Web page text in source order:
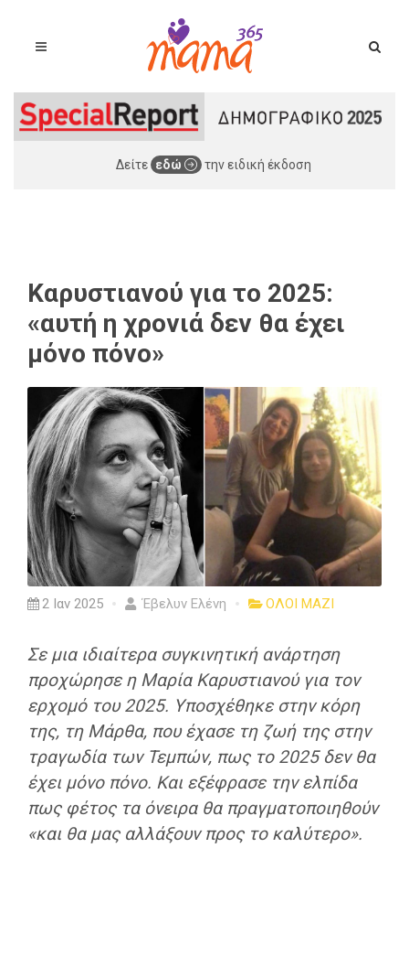
Δείτε εδώ την ειδική έκδοση
Καρυστιανού για το 2025:
«αυτή η χρονιά δεν θα έχει
μόνο πόνο»
2 Ιαν 2025 Έβελυν Ελένη ΟΛΟΙ ΜΑΖΙ
Σε μια ιδιαίτερα συγκινητική ανάρτηση
προχώρησε η Μαρία Καρυστιανού για τον
ερχομό του 2025. Υποσχέθηκε στην κόρη
της, τη Μάρθα, που έχασε τη ζωή της στην
τραγωδία των Τεμπών, πως το 2025 δεν θα
έχει μόνο πόνο. Και εξέφρασε την ελπίδα
πως φέτος τα όνειρα θα πραγματοποιηθούν
«και θα μας αλλάξουν προς το καλύτερο».